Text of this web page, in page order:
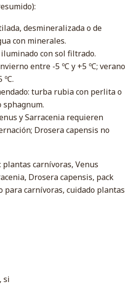
desmineralizada o de
con minerales.
con sol filtrado.
entre -5 ºC y +5 ºC; verano
turba rubia con perlita o
sphagnum.
y Sarracenia requieren
Drosera capensis no
plantas carnívoras, Venus
Drosera capensis, pack
para carnívoras, cuidado plantas
si